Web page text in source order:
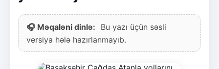
🎧 Məqaləni dinlə:
Bu yazı üçün səsli
versiya hələ hazırlanmayıb.